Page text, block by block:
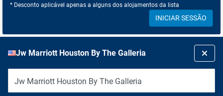
* Desconto aplicável apenas a alguns dos alojamentos da lista
INICIAR SESSÃO
Jw Marriott Houston By The Galleria
Jw Marriott Houston By The Galleria